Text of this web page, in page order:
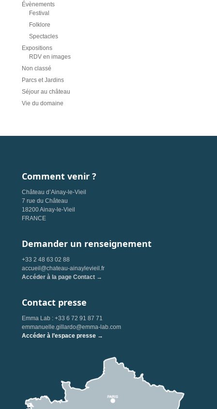
Évènements
Festival
Folklore
Spectacles
Expositions
RDV en images
Non classé
Parcs et Jardins
Séjour au château
Vie du domaine
Comment venir ?
Château d’Ainay-le-Vieil
7 rue du Château
18200 Ainay-le-Vieil
FRANCE
Demander un renseignement
+33 2 48 63 02 88
accueil@chateau-ainaylevieil.fr
Accéder à la page Contact →
Contact presse
Emma Lab : +33 6 72 91 87 71
emmanuelle.gillardo@emma-lab.com
Accéder à l’espace presse →